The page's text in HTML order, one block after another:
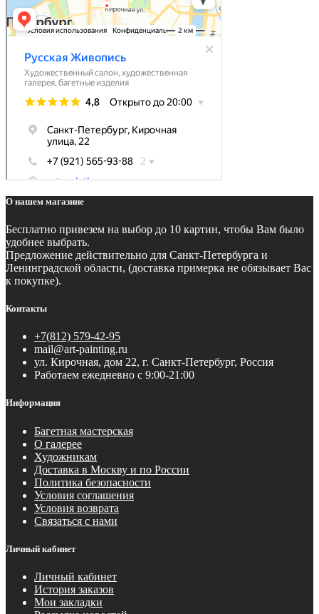
О нашем магазине
Бесплатно привезем на выбор до 10 картин, чтобы Вам было
удобнее выбрать.
Предложение действительно для Санкт-Петербурга и
Ленинградской области, (доставка примерка не обязывает Вас
к покупке).
Контакты
+7(812) 579-42-95
mail@art-painting.ru
ул. Кирочная, дом 22, г. Санкт-Петербург, Россия
Работаем ежедневно с 9:00-21:00
Информация
Багетная мастерская
О галерее
Художникам
Доставка в Москву и по России
Политика безопасности
Условия соглашения
Условия возврата
Связаться с нами
Личный кабинет
Личный кабинет
История заказов
Мои закладки